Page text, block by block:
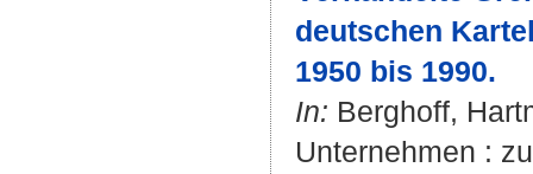
deutschen
1950 bis 1990.
In: Berghoff,
Unternehmen :